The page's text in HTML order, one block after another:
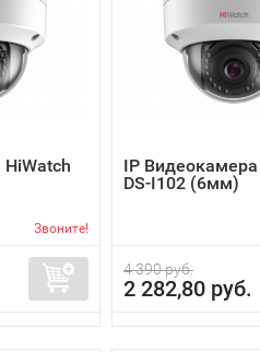
Звоните!
IP Видеокамера
DS-I102 (6мм)
4 390 руб.
2 282,80 руб.